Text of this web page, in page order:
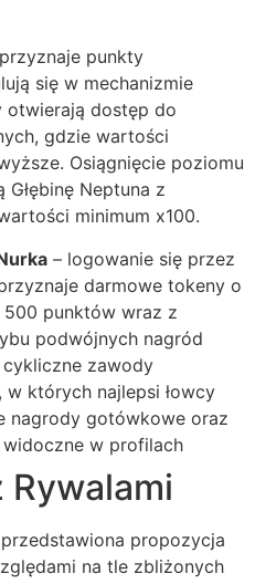
punkty
się w mechanizmie
otwierają dostęp do
gdzie wartości
Osiągnięcie poziomu
Neptuna z
minimum x100.
– logowanie się przez
darmowe tokeny o
punktów wraz z
podwójnych nagród
cykliczne zawody
w których najlepsi łowcy
nagrody gotówkowe oraz
w profilach
propozycja
na tle zbliżonych